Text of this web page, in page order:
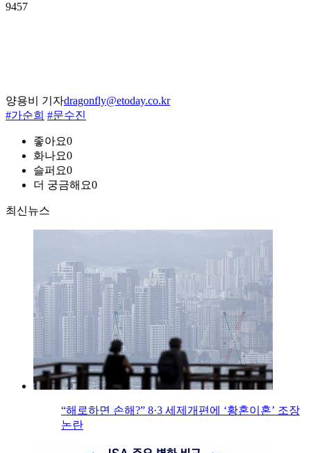
9457
양용비 기자dragonfly@etoday.co.kr
#가순희 #문수진
좋아요0
화나요0
슬퍼요0
더 궁금해요0
최신뉴스
“해로하면 손해?” 8·3 세제개편에 ‘황혼이혼’ 조장
논란